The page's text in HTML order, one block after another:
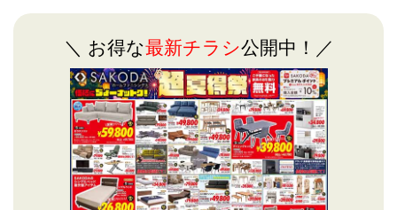
＼ お得な最新チラシ公開中！／